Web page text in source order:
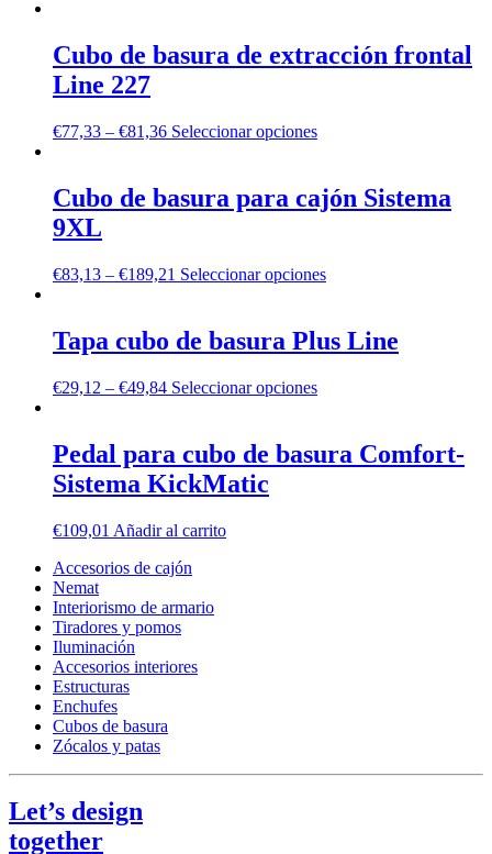
Cubo de basura de extracción frontal
Line 227
€77,33 – €81,36 Seleccionar opciones
Cubo de basura para cajón Sistema
9XL
€83,13 – €189,21 Seleccionar opciones
Tapa cubo de basura Plus Line
€29,12 – €49,84 Seleccionar opciones
Pedal para cubo de basura Comfort-
Sistema KickMatic
€109,01 Añadir al carrito
Accesorios de cajón
Nemat
Interiorismo de armario
Tiradores y pomos
Iluminación
Accesorios interiores
Estructuras
Enchufes
Cubos de basura
Zócalos y patas
Let’s design
together